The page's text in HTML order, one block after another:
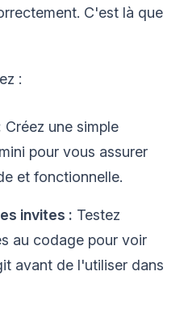
C'est là que
:
Créez une simple
pour vous assurer
et fonctionnelle.
invites : Testez
au codage pour voir
avant de l'utiliser dans